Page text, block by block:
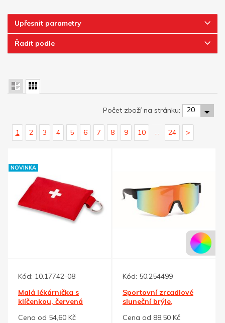
Upřesnit parametry
Řadit podle
Počet zboží na stránku: 20
1 2 3 4 5 6 7 8 9 10 24 >
NOVINKA
Kód: 10.17742-08
Malá lékárnička s
klíčenkou, červená
Cena od 54,60 Kč
Kód: 50.254499
Sportovní zrcadlové
sluneční brýle,
Cena od 88,50 Kč